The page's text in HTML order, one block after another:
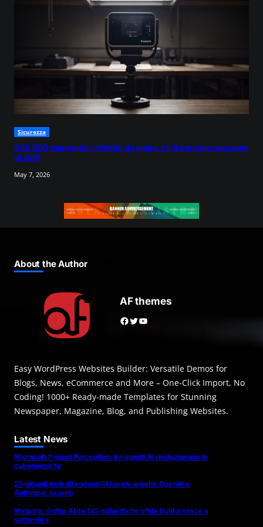
Sicurezza
200.000 dispositivi infettati da xlabs_v1: il pericolo nascosto
di ADB
May 7, 2026
About the Author
AF themes
Facebook Twitter YouTube
Easy WordPress Websites Builder: Versatile Demos for
Blogs, News, eCommerce and More – One-Click Import, No
Coding! 1000+ Ready-made Templates for Stunning
Newspaper, Magazine, Blog, and Publishing Websites.
Latest News
Microsoft Project Perception: tre agenti AI rivoluzionano la
cybersecurity
25 giganti tech difendono l’AI open-weight: OpenAI e
Anthropic assenti
Meta Iris: il chip AI da 145 miliardi che sfida Nvidia nasce a
settembre